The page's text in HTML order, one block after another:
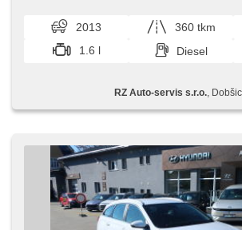
Stabilitätsprogramm (ESP), 6x Airbag,
Handgetriebe, 6 Geschwindigkeitsgänge,
2013 360 tkm
1.6 l
Diesel
RZ Auto-servis s.r.o. ,